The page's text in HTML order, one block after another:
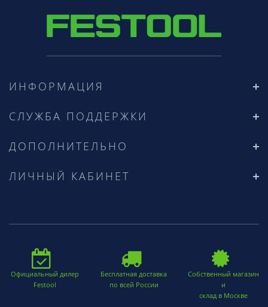
ИНФОРМАЦИЯ
СЛУЖБА ПОДДЕРЖКИ
ДОПОЛНИТЕЛЬНО
ЛИЧНЫЙ КАБИНЕТ
Официальный дилер
Festool
Бесплатная доставка
по всей России
Собственный магазин
и
склад в Москве